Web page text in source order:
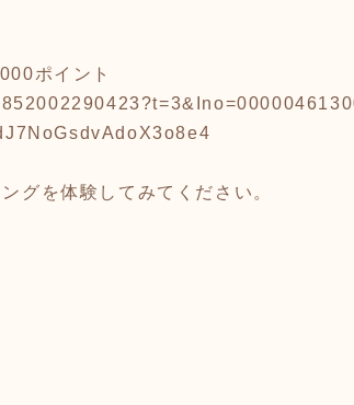
ポイント
グを体験してみてください。